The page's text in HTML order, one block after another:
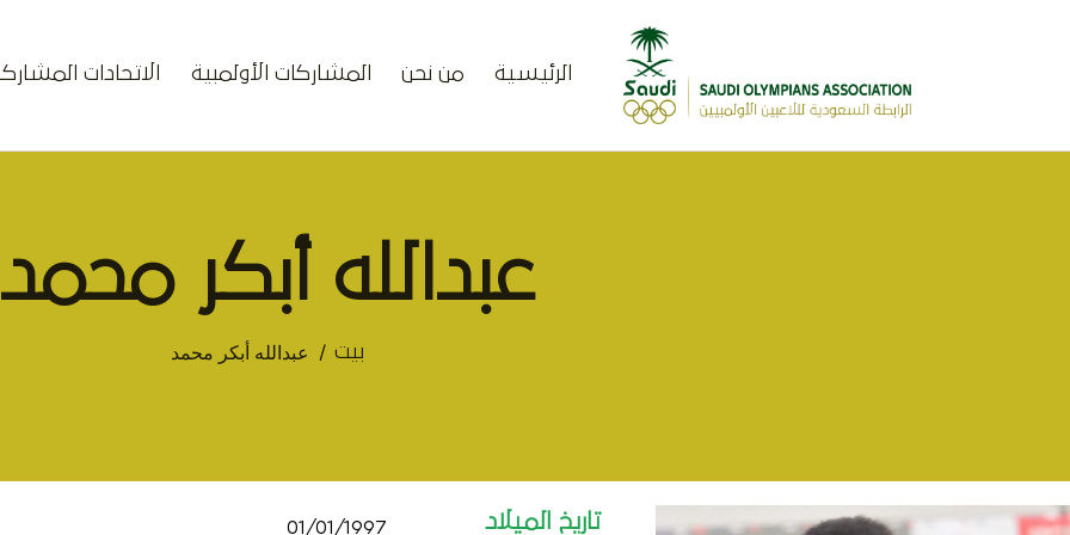
الرئيسية من نحن المشاركات الأولمبية الاتحادات
عبدالله أبكر محمد
بيت عبدالله أبكر محمد
تاريخ الميلاد 01/01/1997